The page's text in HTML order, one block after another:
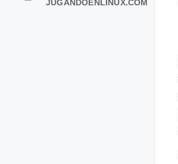
JUGANDOENLINUX.COM